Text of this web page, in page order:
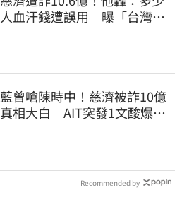
人血汗錢遭誤用 曝「台灣這
藍曾嗆陳時中！慈濟被詐10億
真相大白 AIT突發1文酸爆…
Recommended by